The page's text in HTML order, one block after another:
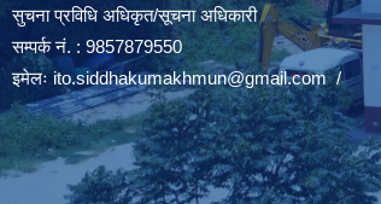
सुचना प्रविधि अधिकृत/सूचना अधिकारी
सम्पर्क नं. : 9857879550
इमेलः ito.siddhakumakhmun@gmail.com/